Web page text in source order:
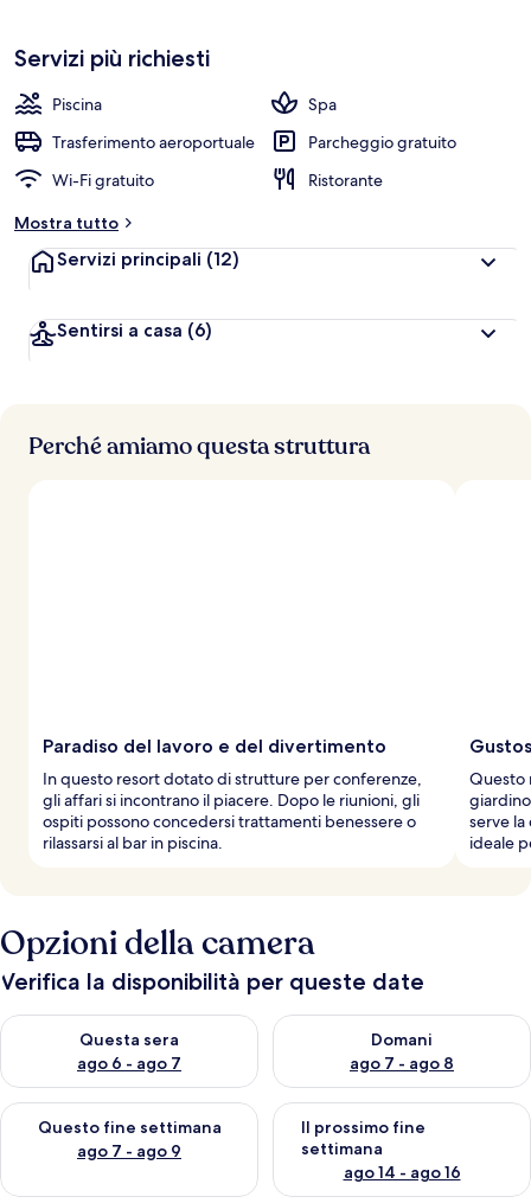
Servizi più richiesti
Piscina
Spa
Trasferimento aeroportuale
Parcheggio gratuito
Wi-Fi gratuito
Ristorante
Mostra tutto
Servizi principali (12)
Sentirsi a casa (6)
Perché amiamo questa struttura
Paradiso del lavoro e del divertimento
In questo resort dotato di strutture per conferenze,
gli affari si incontrano il piacere. Dopo le riunioni, gli
ospiti possono concedersi trattamenti benessere o
rilassarsi al bar in piscina.
Questo
serve la
ideale
Opzioni della camera
Verifica la disponibilità per queste date
Questa sera
ago 6 - ago 7
Verifica la disponibilità per questa sera, ago 6 - ago 7
Domani
ago 7 - ago 8
Verifica la disponibilità per
Questo fine settimana
ago 7 - ago 9
Verifica la disponibilità per questo fine settimana, ago 7 - ago
Il prossimo fine
settimana
ago 14 - ago 16
Verifica la disponibilità per il